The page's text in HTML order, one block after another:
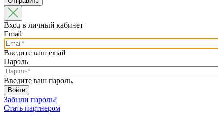
Вход в личный кабинет
Email
Введите ваш email
Пароль
Введите ваш пароль.
Забыли пароль?
Стать партнером